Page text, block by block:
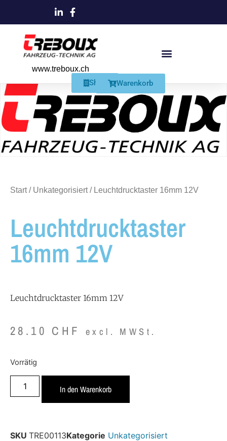
www.treboux.ch
Shop Warenkorb
Start/ Unkategorisiert/ Leuchtdrucktaster 16mm 12V
Leuchtdrucktaster
16mm 12V
Leuchtdrucktaster 16mm 12V
28.10 CHF excl. MWSt.
Vorrätig
In den Warenkorb
SKU TRE00113Kategorie Unkategorisiert